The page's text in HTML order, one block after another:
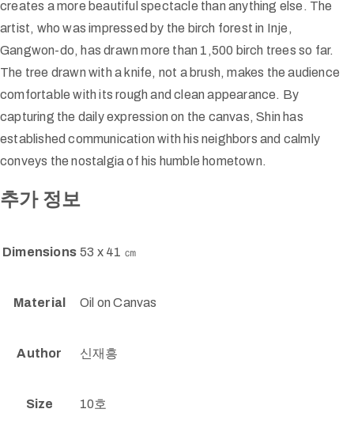
creates a more beautiful spectacle than anything else. The
artist, who was impressed by the birch forest in Inje,
Gangwon-do, has drawn more than 1,500 birch trees so far.
The tree drawn with a knife, not a brush, makes the audience
comfortable with its rough and clean appearance. By
capturing the daily expression on the canvas, Shin has
established communication with his neighbors and calmly
conveys the nostalgia of his humble hometown.
추가 정보
Dimensions 53 x 41 ㎝
Material Oil on Canvas
Author 신재흥
Size 10호